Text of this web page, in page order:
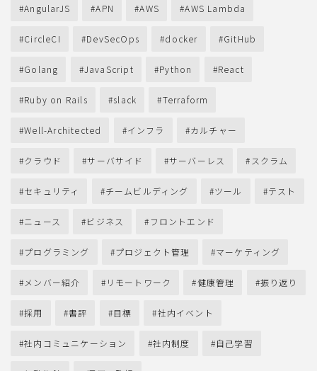
AngularJS APN AWS AWS Lambda
CircleCI DevSecOps docker GitHub
Golang JavaScript Python React
Ruby on Rails slack Terraform
Well-Architected インフラ カルチャー
クラウド サーバサイド サーバーレス スクラム
セキュリティ チームビルディング ツール テスト
ニュース ビジネス フロントエンド
プログラミング プロジェクト管理 マーケティング
メンバー紹介 リモートワーク 健康管理 振り返り
採用 書評 目標 社内イベント
社内コミュニケーション 社内制度 自己学習